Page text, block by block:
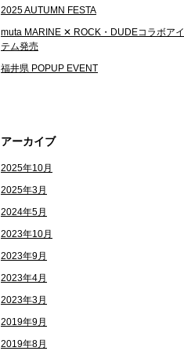
2025 AUTUMN FESTA
muta MARINE ✕ ROCK・DUDEコラボアイ
テム発売
福井県 POPUP EVENT
アーカイブ
2025年10月
2025年3月
2024年5月
2023年10月
2023年9月
2023年4月
2023年3月
2019年9月
2019年8月